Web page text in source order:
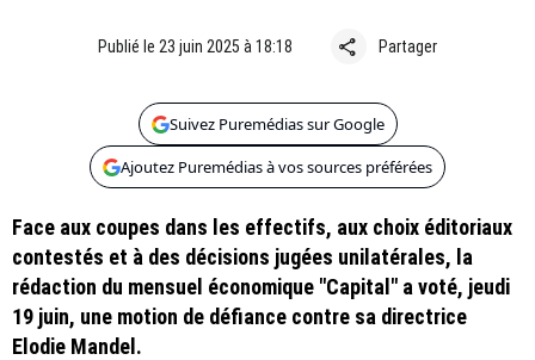
Publié le 23 juin 2025 à 18:18 share Partager
Suivez Puremédias sur Google
Ajoutez Puremédias à vos sources préférées
Face aux coupes dans les effectifs, aux choix éditoriaux
contestés et à des décisions jugées unilatérales, la
rédaction du mensuel économique "Capital" a voté, jeudi
19 juin, une motion de défiance contre sa directrice
Elodie Mandel.